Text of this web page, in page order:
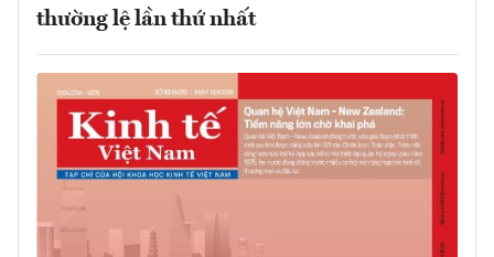
thường lệ lần thứ nhất